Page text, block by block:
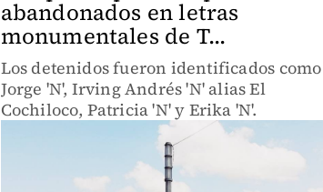
abandonados en letras
monumentales de T...
Los detenidos fueron identificados como
Jorge 'N', Irving Andrés 'N' alias El
Cochiloco, Patricia 'N' y Erika 'N'.